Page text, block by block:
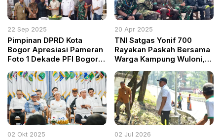
22 Sep 2025
Pimpinan DPRD Kota
Bogor Apresiasi Pameran
Foto 1 Dekade PFI Bogor,
Jurnalis
20 Apr 2025
TNI Satgas Yonif 700
Rayakan Paskah Bersama
Warga Kampung Wuloni,
Tradisi Bakar Batu
02 Okt 2025 02 Jul 2026